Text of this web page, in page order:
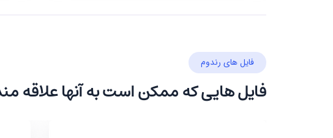
فایل های رندوم
فایل هایی که ممکن است به آنها علاقه